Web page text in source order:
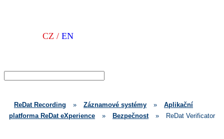
CZ / EN
ReDat Recording » Záznamové systémy »
Aplikační
platforma ReDat eXperience
» Bezpečnost » ReDat Verificator